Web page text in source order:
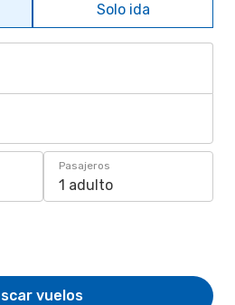
Solo ida
Pasajeros
1 adulto
vuelos